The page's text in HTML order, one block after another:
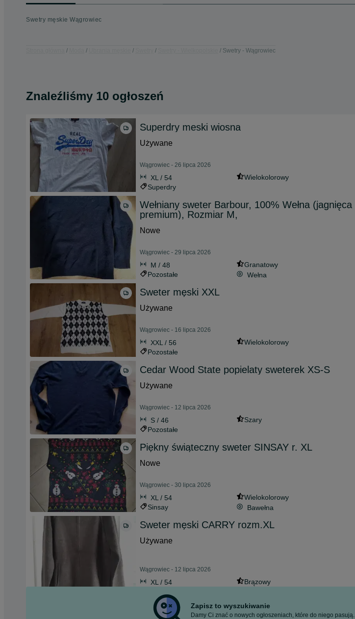
Swetry męskie Wągrowiec
Swetry - Wągrowiec
Znaleźliśmy 10 ogłoszeń
Superdry meski wiosna
Używane
Wągrowiec - 26 lipca 2026
XL / 54
Wielokolorowy
Superdry
Wełniany sweter Barbour, 100% Wełna (jagnięca
premium), Rozmiar M,
Nowe
Wągrowiec - 29 lipca 2026
M / 48
Granatowy
Pozostałe
Wełna
Sweter męski XXL
Używane
Wągrowiec - 16 lipca 2026
XXL / 56
Wielokolorowy
Pozostałe
Cedar Wood State popielaty sweterek XS-S
Używane
Wągrowiec - 12 lipca 2026
S / 46
Szary
Pozostałe
Piękny świąteczny sweter SINSAY r. XL
Nowe
Wągrowiec - 30 lipca 2026
XL / 54
Wielokolorowy
Sinsay
Bawełna
Sweter męski CARRY rozm.XL
Używane
Wągrowiec - 12 lipca 2026
XL / 54 Brązowy
Zapisz to wyszukiwanie
Damy Ci znać o nowych ogłoszeniach, które do niego pasują.